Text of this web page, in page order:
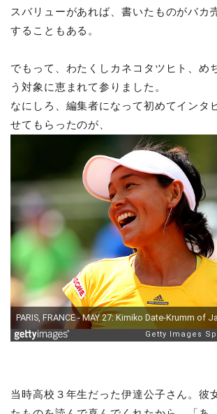
スバリューがあれば、書いたものがバカ
することもある。
でもって、わたくしカネコタツヒト、め
う対象に恵まれて参りました。
なにしろ、編集者になって初めてインタ
せてもらったのが、
当時高校３年生だった伊達公子さん。彼